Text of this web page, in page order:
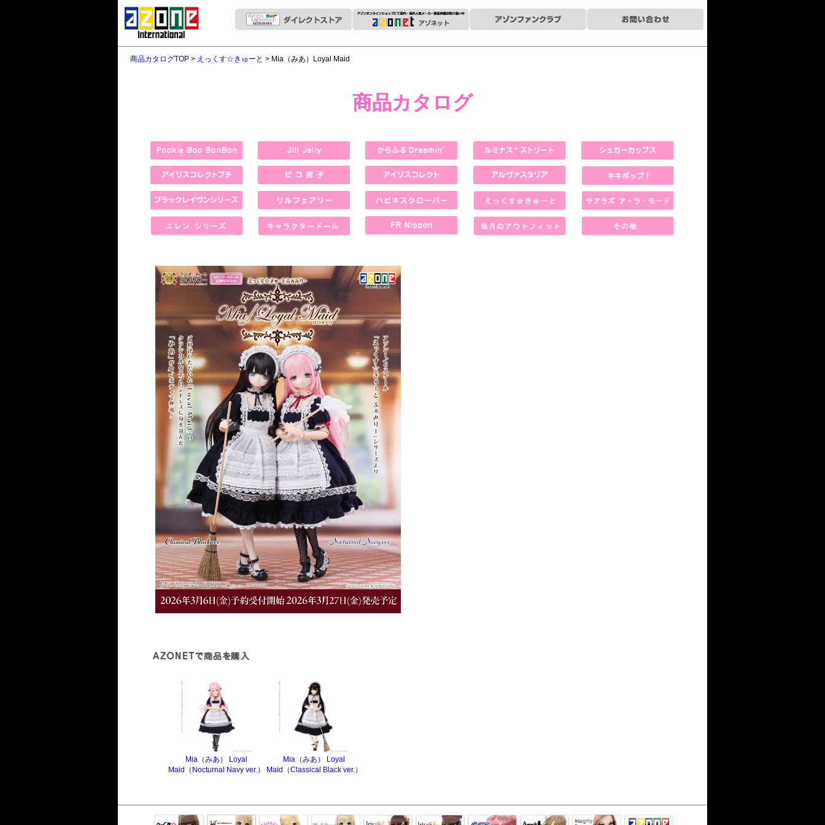
商品カタログTOP > えっくす☆きゅーと > Mia（みあ）Loyal Maid
商品カタログ
Mia（みあ） Loyal
Maid（Nocturnal Navy ver.）
Mia（みあ） Loyal
Maid（Classical Black ver.）